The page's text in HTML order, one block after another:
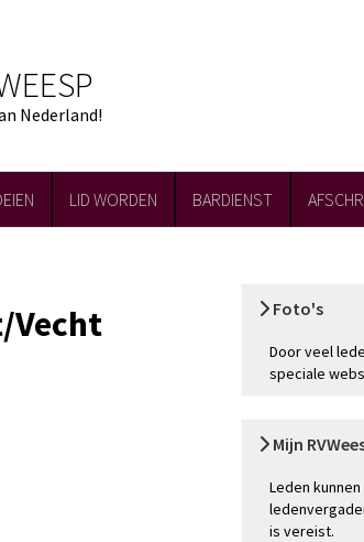
Nederland!
LID WORDEN BARDIENST
Vecht Foto's
Door veel
speciale
Mijn
Leden
is vereist.